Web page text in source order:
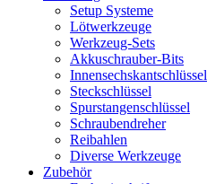
Setup Systeme
Lötwerkzeuge
Werkzeug-Sets
Akkuschrauber-Bits
Innensechskantschlüssel
Steckschlüssel
Spurstangenschlüssel
Schraubendreher
Reibahlen
Diverse Werkzeuge
Zubehör